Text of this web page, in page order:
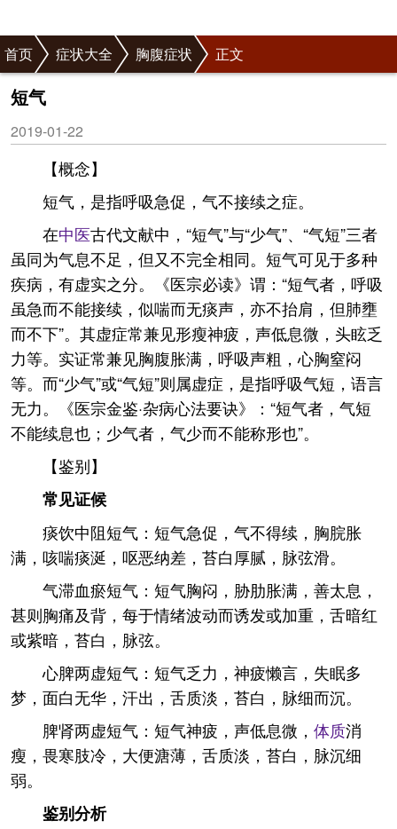
首页 症状大全 胸腹症状 正文
短气
2019-01-22
【概念】
短气，是指呼吸急促，气不接续之症。
在中医古代文献中，“短气”与“少气”、“气短”三者
虽同为气息不足，但又不完全相同。短气可见于多种
疾病，有虚实之分。《医宗必读》谓：“短气者，呼吸
虽急而不能接续，似喘而无痰声，亦不抬肩，但肺壅
而不下”。其虚症常兼见形瘦神疲，声低息微，头眩乏
力等。实证常兼见胸腹胀满，呼吸声粗，心胸窒闷
等。而“少气”或“气短”则属虚症，是指呼吸气短，语言
无力。《医宗金鉴·杂病心法要诀》：“短气者，气短
不能续息也；少气者，气少而不能称形也”。
【鉴别】
常见证候
痰饮中阻短气：短气急促，气不得续，胸脘胀
满，咳喘痰涎，呕恶纳差，苔白厚腻，脉弦滑。
气滞血瘀短气：短气胸闷，胁肋胀满，善太息，
甚则胸痛及背，每于情绪波动而诱发或加重，舌暗红
或紫暗，苔白，脉弦。
心脾两虚短气：短气乏力，神疲懒言，失眠多
梦，面白无华，汗出，舌质淡，苔白，脉细而沉。
脾肾两虚短气：短气神疲，声低息微， 体质消
瘦，畏寒肢冷，大便溏薄，舌质淡，苔白，脉沉细
弱。
鉴别分析